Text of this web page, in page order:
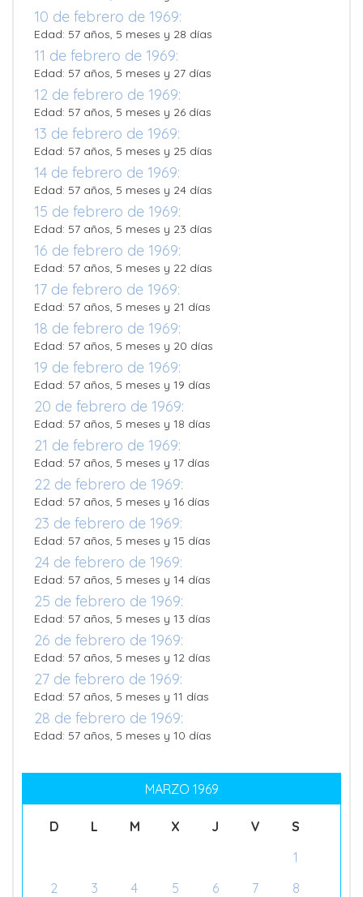
10 de febrero de 1969:
Edad: 57 años, 5 meses y 28 días
11 de febrero de 1969:
Edad: 57 años, 5 meses y 27 días
12 de febrero de 1969:
Edad: 57 años, 5 meses y 26 días
13 de febrero de 1969:
Edad: 57 años, 5 meses y 25 días
14 de febrero de 1969:
Edad: 57 años, 5 meses y 24 días
15 de febrero de 1969:
Edad: 57 años, 5 meses y 23 días
16 de febrero de 1969:
Edad: 57 años, 5 meses y 22 días
17 de febrero de 1969:
Edad: 57 años, 5 meses y 21 días
18 de febrero de 1969:
Edad: 57 años, 5 meses y 20 días
19 de febrero de 1969:
Edad: 57 años, 5 meses y 19 días
20 de febrero de 1969:
Edad: 57 años, 5 meses y 18 días
21 de febrero de 1969:
Edad: 57 años, 5 meses y 17 días
22 de febrero de 1969:
Edad: 57 años, 5 meses y 16 días
23 de febrero de 1969:
Edad: 57 años, 5 meses y 15 días
24 de febrero de 1969:
Edad: 57 años, 5 meses y 14 días
25 de febrero de 1969:
Edad: 57 años, 5 meses y 13 días
26 de febrero de 1969:
Edad: 57 años, 5 meses y 12 días
27 de febrero de 1969:
Edad: 57 años, 5 meses y 11 días
28 de febrero de 1969:
Edad: 57 años, 5 meses y 10 días
MARZO 1969
D L M X J V
S
1
2
3 4 5 6 7
8